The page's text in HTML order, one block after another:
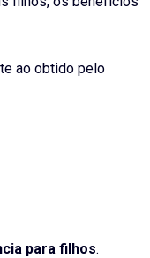
ao obtido pelo
para filhos.